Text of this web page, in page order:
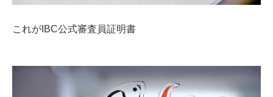
これがIBC公式審査員証明書